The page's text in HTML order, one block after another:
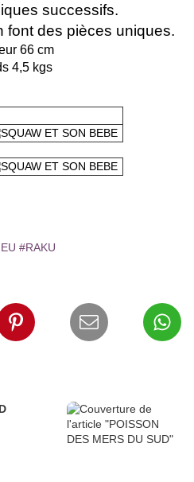
successifs.
font des pièces uniques.
66 cm
4,5 kgs
#RAKU